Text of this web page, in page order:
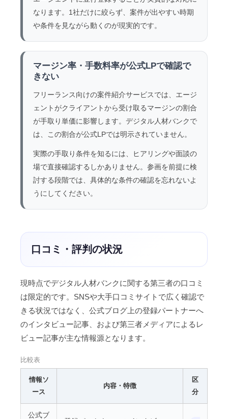
なります。1社だけに絞らず、案件が出やすい時期
や条件を見ながら動くのが現実的です。
マージン率・手数料率が公式LPで確認で
きない
フリーランス向けの案件紹介サービスでは、エージ
ェントがクライアントから受け取るマージンの割合
が手取り単価に影響します。デジタル人材バンクで
は、この割合が公式LPでは明示されていません。
実際の手取り条件を知るには、ヒアリングや面談の
場で直接確認するしかありません。参画を前提に検
討する段階では、具体的な条件の確認を忘れないよ
うにしてください。
口コミ・評判の状況
現時点でデジタル人材バンクに関する第三者の口コミ
は限定的です。SNSや大手口コミサイトで広く確認で
きる状況ではなく、公式ブログ上の登録パートナーへ
のインタビュー記事、および第三者メディアによるレ
ビュー記事が主な情報源となります。
比較表
情報ソ
ース
内容・特徴
区
分
公式ブ